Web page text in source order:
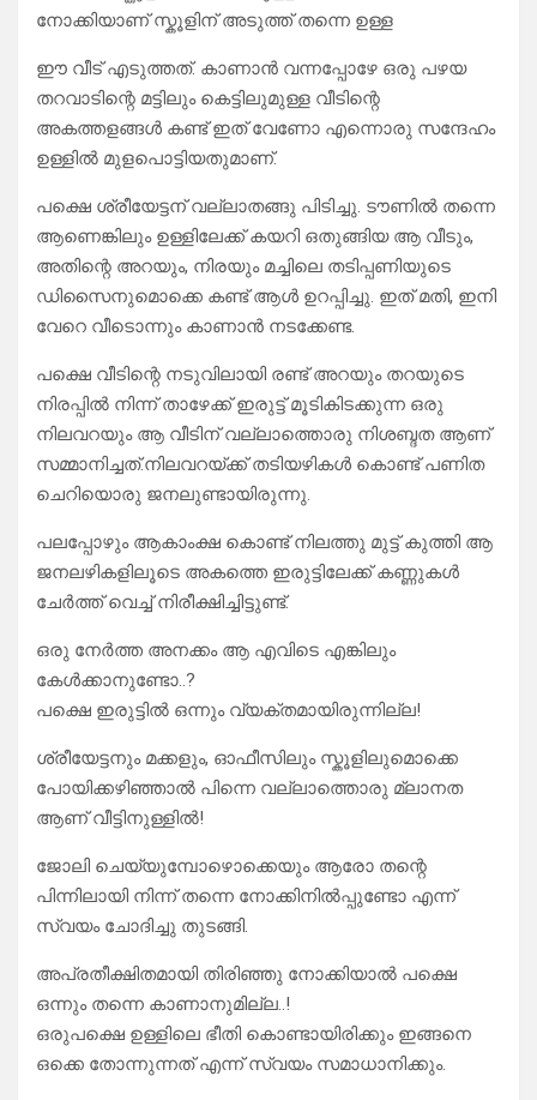
നോക്കിയാണ് സ്കൂളിന് അടുത്ത് തന്നെ ഉള്ള
ഈ വീട് എടുത്തത്. കാണാൻ വന്നപ്പോഴേ ഒരു പഴയ
തറവാടിന്റെ മട്ടിലും കെട്ടിലുമുള്ള വീടിന്റെ
അകത്തളങ്ങൾ കണ്ട് ഇത് വേണോ എന്നൊരു സന്ദേഹം
ഉള്ളിൽ മുളപൊട്ടിയതുമാണ്.
പക്ഷെ ശ്രീയേട്ടന് വല്ലാതങ്ങു പിടിച്ചു. ടൗണിൽ തന്നെ
ആണെങ്കിലും ഉള്ളിലേക്ക് കയറി ഒതുങ്ങിയ ആ വീടും,
അതിന്റെ അറയും, നിരയും മച്ചിലെ തടിപ്പണിയുടെ
ഡിസൈനുമൊക്കെ കണ്ട് ആൾ ഉറപ്പിച്ചു. ഇത് മതി, ഇനി
വേറെ വീടൊന്നും കാണാൻ നടക്കേണ്ട.
പക്ഷെ വീടിന്റെ നടുവിലായി രണ്ട് അറയും തറയുടെ
നിരപ്പിൽ നിന്ന് താഴേക്ക് ഇരുട്ട് മൂടികിടക്കുന്ന ഒരു
നിലവറയും ആ വീടിന് വല്ലാത്തൊരു നിശബ്ദത ആണ്
സമ്മാനിച്ചത്.നിലവറയ്ക്ക് തടിയഴികൾ കൊണ്ട് പണിത
ചെറിയൊരു ജനലുണ്ടായിരുന്നു.
പലപ്പോഴും ആകാംക്ഷ കൊണ്ട് നിലത്തു മുട്ട് കുത്തി ആ
ജനലഴികളിലൂടെ അകത്തെ ഇരുട്ടിലേക്ക് കണ്ണുകൾ
ചേർത്ത് വെച്ച് നിരീക്ഷിച്ചിട്ടുണ്ട്.
ഒരു നേർത്ത അനക്കം ആ എവിടെ എങ്കിലും
കേൾക്കാനുണ്ടോ..?
പക്ഷെ ഇരുട്ടിൽ ഒന്നും വ്യക്തമായിരുന്നില്ല!
ശ്രീയേട്ടനും മക്കളും, ഓഫീസിലും സ്കൂളിലുമൊക്കെ
പോയിക്കഴിഞ്ഞാൽ പിന്നെ വല്ലാത്തൊരു മ്ലാനത
ആണ് വീട്ടിനുള്ളിൽ!
ജോലി ചെയ്യുമ്പോഴൊക്കെയും ആരോ തന്റെ
പിന്നിലായി നിന്ന് തന്നെ നോക്കിനിൽപ്പുണ്ടോ എന്ന്
സ്വയം ചോദിച്ചു തുടങ്ങി.
അപ്രതീക്ഷിതമായി തിരിഞ്ഞു നോക്കിയാൽ പക്ഷെ
ഒന്നും തന്നെ കാണാനുമില്ല..!
ഒരുപക്ഷെ ഉള്ളിലെ ഭീതി കൊണ്ടായിരിക്കും ഇങ്ങനെ
ഒക്കെ തോന്നുന്നത് എന്ന് സ്വയം സമാധാനിക്കും.